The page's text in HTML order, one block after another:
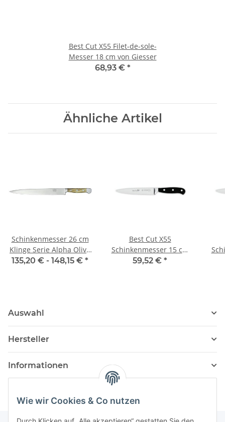
Wie wir Cookies & Co nutzen
Best Cut X55 Filet-de-sole-
Messer 18 cm von Giesser
68,93 € *
Ähnliche Artikel
Schinkenmesser 26 cm
Klinge Serie Alpha Olive
von Güde
135,20 € - 148,15 € *
Best Cut X55
Schinkenmesser 15 cm
von Giesser
59,52 € *
Auswahl
Hersteller
Informationen